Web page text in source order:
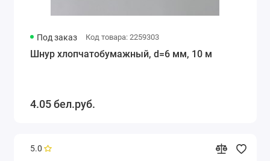
Под заказ Код товара: 2259303
Шнур хлопчатобумажный, d=6 мм, 10 м
4.05 бел.руб.
5.0